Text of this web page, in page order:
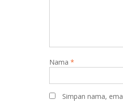
Nama *
Simpan nama,